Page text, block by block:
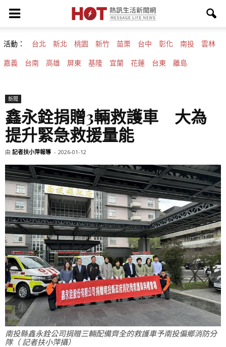
活動： 台北 新北 桃園 新竹 苗栗 台中 彰化 南投 雲林
嘉義 台南 高雄 屏東 基隆 宜蘭 花蓮 台東 離島
新聞
鑫永銓捐贈3輛救護車 大為
提升緊急救援量能
由 記者扶小萍報導 - 2026-01-12
南投縣鑫永銓公司捐贈三輛配備齊全的救護車予南投偏鄉消防分
隊（ 記者扶小萍攝）